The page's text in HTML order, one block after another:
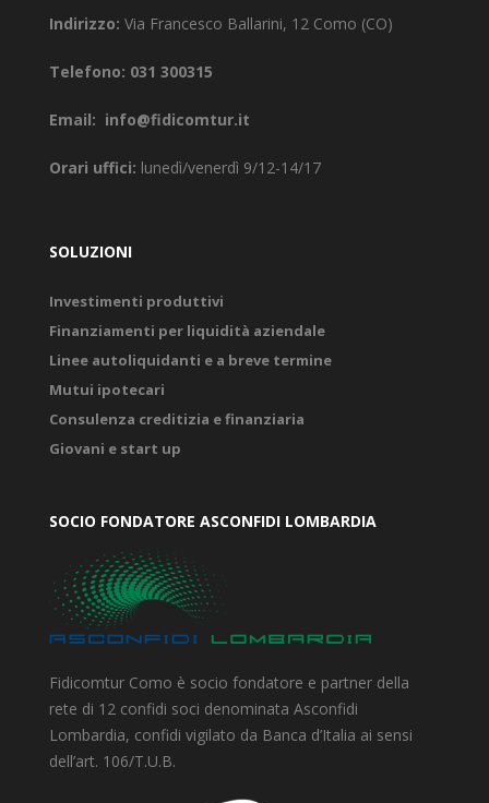
Indirizzo: Via Francesco Ballarini, 12 Como (CO)
Telefono: 031 300315
Email: info@fidicomtur.it
Orari uffici: lunedì/venerdì 9/12-14/17
SOLUZIONI
Investimenti produttivi
Finanziamenti per liquidità aziendale
Linee autoliquidanti e a breve termine
Mutui ipotecari
Consulenza creditizia e finanziaria
Giovani e start up
SOCIO FONDATORE ASCONFIDI LOMBARDIA
Fidicomtur Como è socio fondatore e partner della
rete di 12 confidi soci denominata Asconfidi
Lombardia, confidi vigilato da Banca d’Italia ai sensi
dell’art. 106/T.U.B.